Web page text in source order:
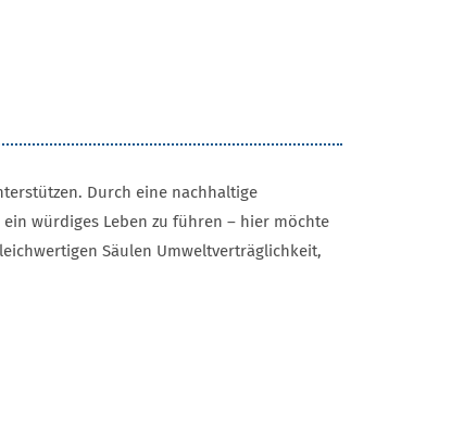
Durch eine nachhaltige
würdiges Leben zu führen – hier möchte
Säulen Umweltverträglichkeit,